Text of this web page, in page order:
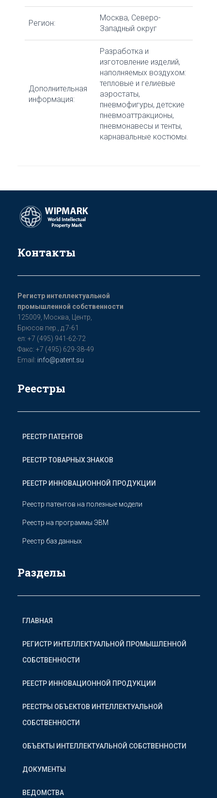
Регион:
Москва, Северо-
Западный округ
Дополнительная
информация:
Разработка и
изготовление изделий,
наполняемых воздухом:
тепловые и гелиевые
аэростаты,
пневмофигуры, детские
пневмоаттракционы,
пневмонавесы и тенты,
карнавальные костюмы.
Контакты
Регистр интеллектуальной
промышленной собственности
125009, Мoсква, Цeнтр,
Бpюсoв пер., д.7-61
ел: +7 (495) 941-62-72
Факс: +7 (495) 629-38-49
Email: info@patent.su
Реестры
РЕЕСТР ПАТЕНТОВ
РЕЕСТР ТОВАРНЫХ ЗНАКОВ
РЕЕСТР ИННОВАЦИОННОЙ ПРОДУКЦИИ
Реестр патентов на полезные модели
Реестр на программы ЭВМ
Реестр баз данных
Разделы
ГЛАВНАЯ
РЕГИСТР ИНТЕЛЛЕКТУАЛЬНОЙ ПРОМЫШЛЕННОЙ
СОБСТВЕННОСТИ
РЕЕСТР ИННОВАЦИОННОЙ ПРОДУКЦИИ
РЕЕСТРЫ ОБЪЕКТОВ ИНТЕЛЛЕКТУАЛЬНОЙ
СОБСТВЕННОСТИ
ОБЪЕКТЫ ИНТЕЛЛЕКТУАЛЬНОЙ СОБСТВЕННОСТИ
ДОКУМЕНТЫ
ВЕДОМСТВА